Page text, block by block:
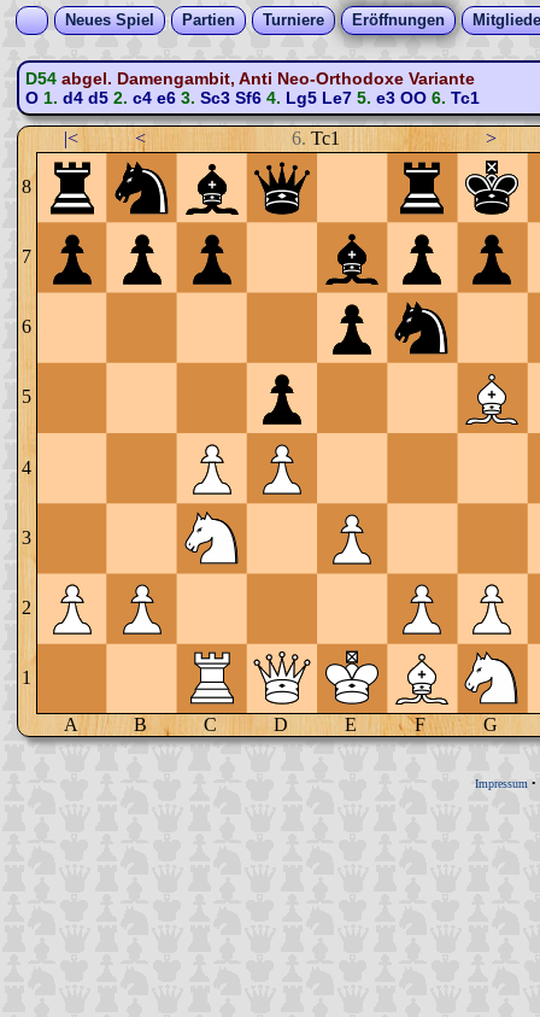
Neues Spiel Partien Turniere Eröffnungen
D54 abgel. Damengambit, Anti Neo-Orthodoxe Variante
O1. d4 d52. c4 e63. Sc3 Sf64. Lg5 Le75. e3 OO6. Tc1
|< < 6. Tc1 >
8
7
6
5
4
3
2
1
A B C D E F G
Impressum •